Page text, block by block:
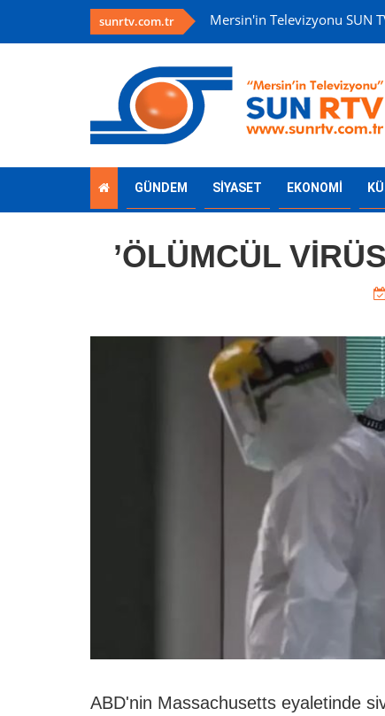
sunrtv.com.tr Mersin'in Televizyonu SUN
GÜNDEM SİYASET EKONOMİ
’ÖLÜMCÜL
ABD'nin Massachusetts eyaletinde